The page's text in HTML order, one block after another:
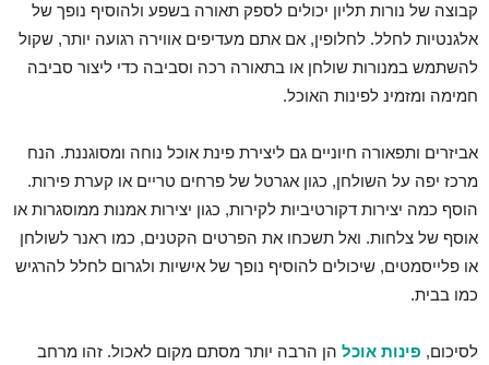
קבוצה של נורות תליון יכולים לספק תאורה בשפע ולהוסיף נופך של
אלגנטיות לחלל. לחלופין, אם אתם מעדיפים אווירה רגועה יותר, שקול
להשתמש במנורות שולחן או בתאורה רכה וסביבה כדי ליצור סביבה
חמימה ומזמינ לפינות האוכל.
אביזרים ותפאורה חיוניים גם ליצירת פינת אוכל נוחה ומסוגננת. הנח
מרכז יפה על השולחן, כגון אגרטל של פרחים טריים או קערת פירות.
הוסף כמה יצירות דקורטיביות לקירות, כגון יצירות אמנות ממוסגרות או
אוסף של צלחות. ואל תשכחו את הפרטים הקטנים, כמו ראנר לשולחן
או פלייסמטים, שיכולים להוסיף נופך של אישיות ולגרום לחלל להרגיש
כמו בבית.
לסיכום, פינות אוכל הן הרבה יותר מסתם מקום לאכול. זהו מרחב